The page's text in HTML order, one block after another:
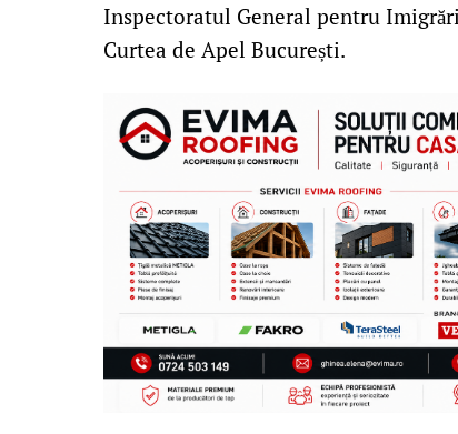
Inspectoratul General pentru
Curtea de Apel București.